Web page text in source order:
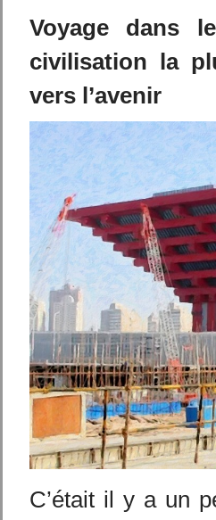
Voyage dans
civilisation la
vers l’avenir
C’était il y a un